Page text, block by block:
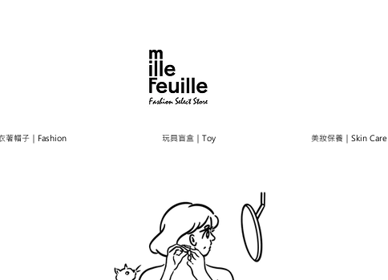
著帽子｜Fashion 玩具盲盒｜Toy 美妝保養｜Skin Care